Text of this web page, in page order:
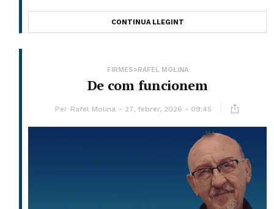
CONTINUA LLEGINT
FIRMES>RAFEL MOLINA
De com funcionem
Per Rafel Molina 27, febrer, 2026 - 09:45